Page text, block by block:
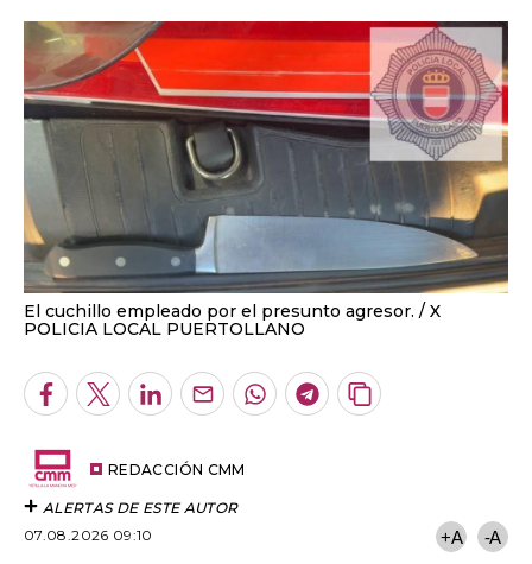
El cuchillo empleado por el presunto agresor.
X
POLICIA LOCAL PUERTOLLANO
Facebook
TwitterLinkedInEnviarWhatsapp
Telegram
Copiar
REDACCIÓN CMM
ALERTAS DE ESTE AUTOR
07.08.2026 09:10
+A -A